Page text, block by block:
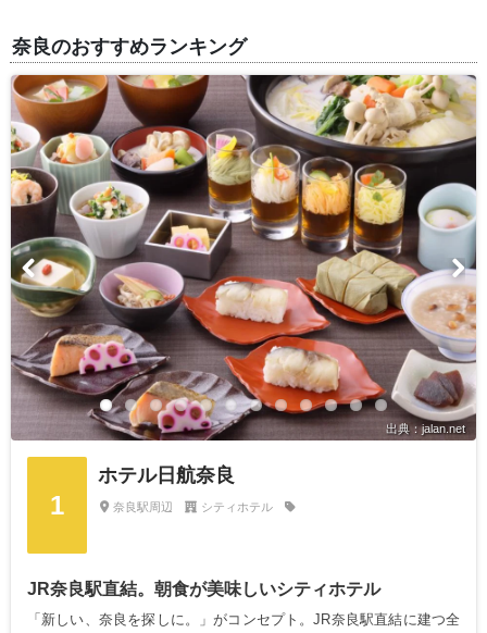
奈良のおすすめランキング
出典：jalan.net
1
ホテル日航奈良
奈良駅周辺 シティホテル
JR奈良駅直結。朝食が美味しいシティホテル
「新しい、奈良を探しに。」がコンセプト。JR奈良駅直結に建つ全